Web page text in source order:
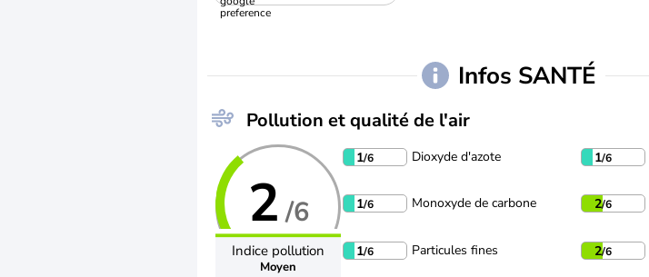
Infos SANTÉ
Pollution et qualité de l'air
2 /6
Indice pollution
Moyen
1/6 Dioxyde d'azote 1/6
1/6 Monoxyde de carbone 2/6
1/6 Particules fines 2/6